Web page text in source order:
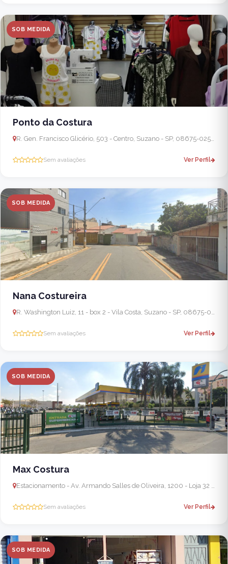
SOB MEDIDA
Ponto da Costura
R. Gen. Francisco Glicério, 503 - Centro, Suzano - SP, 08675-025, Brasil
Sem avaliações Ver Perfil
SOB MEDIDA
Nana Costureira
R. Washington Luiz, 11 - box 2 - Vila Costa, Suzano - SP, 08675-040, Brasil
Sem avaliações Ver Perfil
SOB MEDIDA
Max Costura
Estacionamento - Av. Armando Salles de Oliveira, 1200 - Loja 32 - Parque Suzano, Suzano - SP, 08673-000, Brasil
Sem avaliações Ver Perfil
SOB MEDIDA